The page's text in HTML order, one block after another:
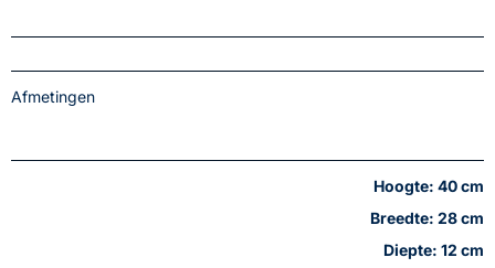
Afmetingen
Hoogte: 40 cm
Breedte: 28 cm
Diepte: 12 cm